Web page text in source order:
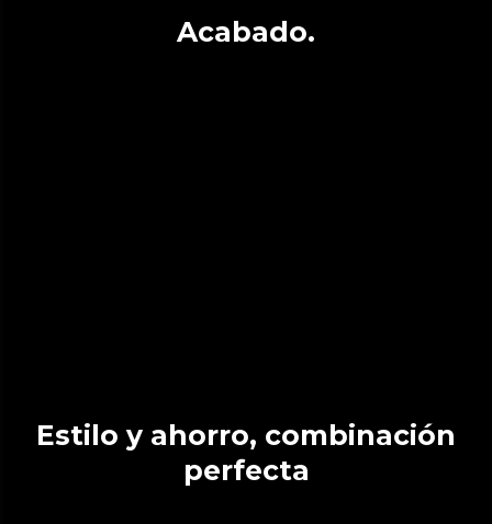
Acabado.
Estilo y ahorro, combinación
perfecta